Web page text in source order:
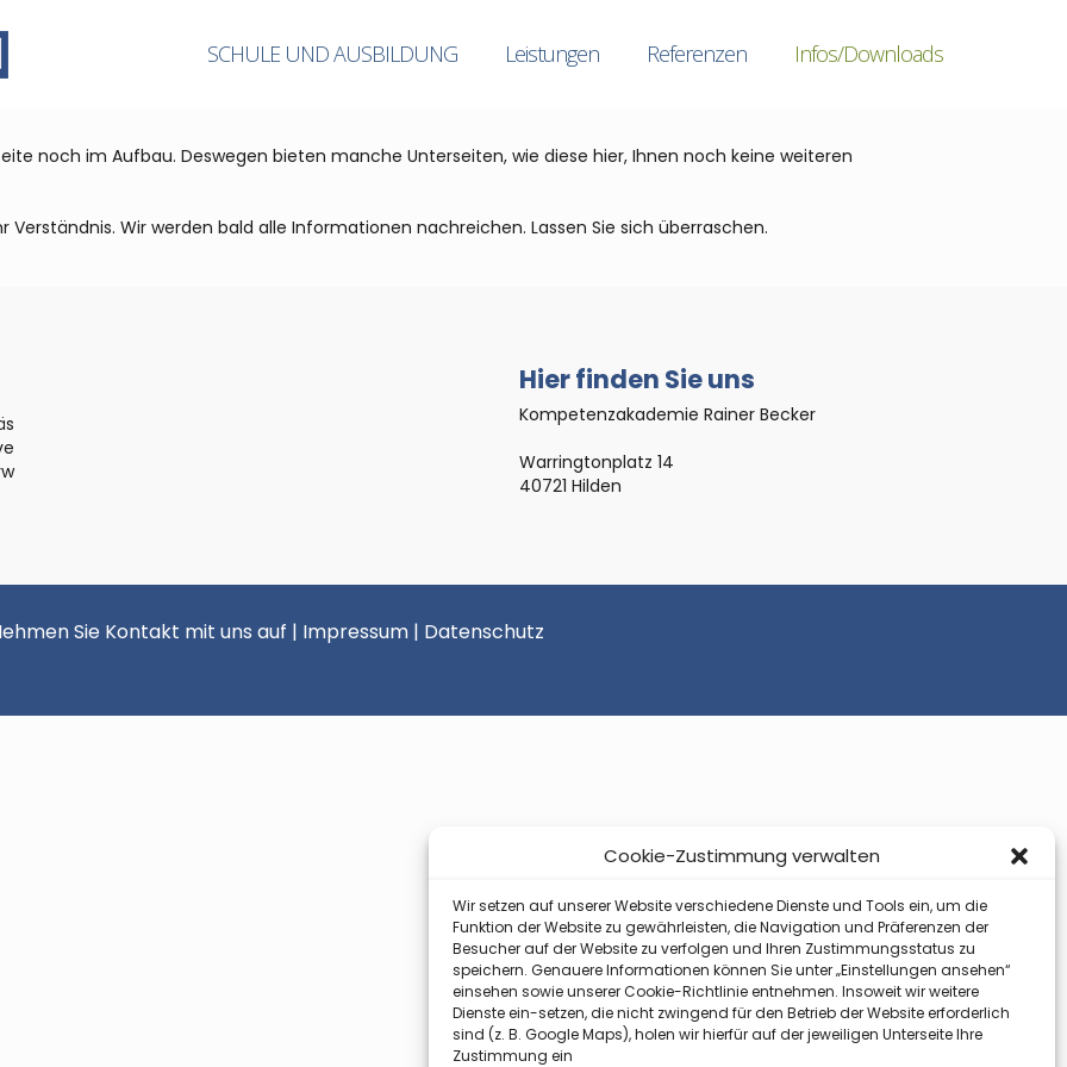
Cookie-Zustimmung verwalten
Wir setzen auf unserer Website verschiedene Dienste und Tools ein, um die
Funktion der Website zu gewährleisten, die Navigation und Präferenzen der
Besucher auf der Website zu verfolgen und Ihren Zustimmungsstatus zu
speichern. Genauere Informationen können Sie unter „Einstellungen ansehen“
einsehen sowie unserer Cookie-Richtlinie entnehmen. Insoweit wir weitere
Dienste ein-setzen, die nicht zwingend für den Betrieb der Website erforderlich
sind (z. B. Google Maps), holen wir hierfür auf der jeweiligen Unterseite Ihre
Zustimmung ein
SCHULE UND AUSBILDUNG Leistungen Referenzen Infos/Downloads
noch im Aufbau. Deswegen bieten manche Unterseiten, wie diese hier, Ihnen noch keine weiteren
Wir werden bald alle Informationen nachreichen. Lassen Sie sich überraschen.
Hier finden Sie uns
Kompetenzakademie Rainer Becker
Warringtonplatz 14
40721 Hilden
Sie Kontakt mit uns auf | Impressum | Datenschutz